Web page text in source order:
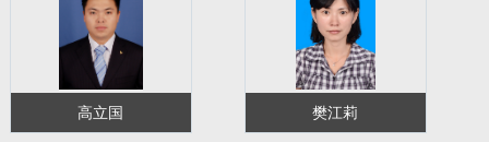
高立国 樊江莉